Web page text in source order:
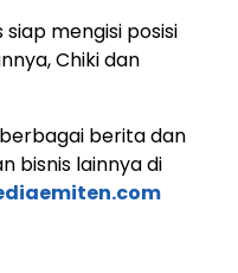
mengisi posisi
Chiki dan
berita dan
bisnis lainnya di